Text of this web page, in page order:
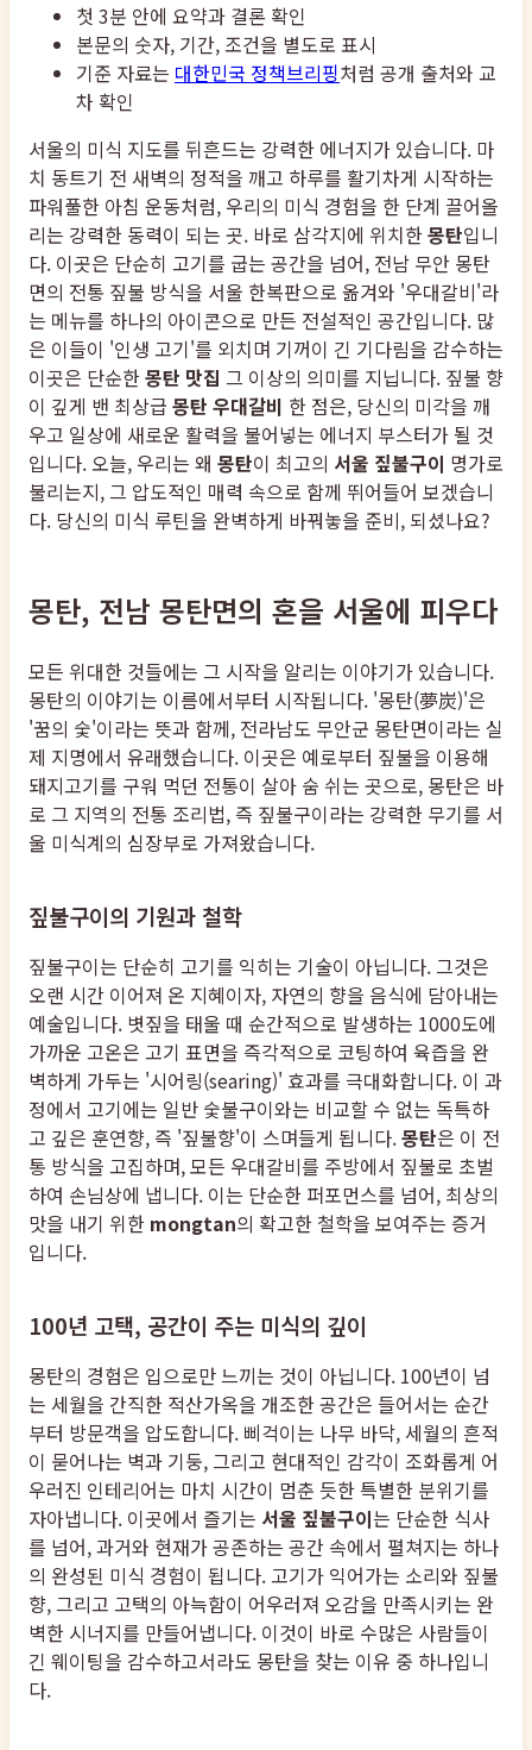
첫 3분 안에 요약과 결론 확인
본문의 숫자, 기간, 조건을 별도로 표시
기준 자료는 대한민국 정책브리핑처럼 공개 출처와 교
차 확인
서울의 미식 지도를 뒤흔드는 강력한 에너지가 있습니다. 마
치 동트기 전 새벽의 정적을 깨고 하루를 활기차게 시작하는
파워풀한 아침 운동처럼, 우리의 미식 경험을 한 단계 끌어올
리는 강력한 동력이 되는 곳. 바로 삼각지에 위치한몽탄입니
다. 이곳은 단순히 고기를 굽는 공간을 넘어, 전남 무안 몽탄
면의 전통 짚불 방식을 서울 한복판으로 옮겨와 '우대갈비'라
는 메뉴를 하나의 아이콘으로 만든 전설적인 공간입니다. 많
은 이들이 '인생 고기'를 외치며 기꺼이 긴 기다림을 감수하는
이곳은 단순한몽탄 맛집 그 이상의 의미를 지닙니다. 짚불 향
이 깊게 밴 최상급 몽탄 우대갈비 한 점은, 당신의 미각을 깨
우고 일상에 새로운 활력을 불어넣는 에너지 부스터가 될 것
입니다. 오늘, 우리는 왜 몽탄이 최고의 서울 짚불구이 명가로
불리는지, 그 압도적인 매력 속으로 함께 뛰어들어 보겠습니
다. 당신의 미식 루틴을 완벽하게 바꿔놓을 준비, 되셨나요?
몽탄, 전남 몽탄면의 혼을 서울에 피우다
모든 위대한 것들에는 그 시작을 알리는 이야기가 있습니다.
몽탄의 이야기는 이름에서부터 시작됩니다. '몽탄(夢炭)'은
'꿈의 숯'이라는 뜻과 함께, 전라남도 무안군 몽탄면이라는 실
제 지명에서 유래했습니다. 이곳은 예로부터 짚불을 이용해
돼지고기를 구워 먹던 전통이 살아 숨 쉬는 곳으로, 몽탄은 바
로 그 지역의 전통 조리법, 즉 짚불구이라는 강력한 무기를 서
울 미식계의 심장부로 가져왔습니다.
짚불구이의 기원과 철학
짚불구이는 단순히 고기를 익히는 기술이 아닙니다. 그것은
오랜 시간 이어져 온 지혜이자, 자연의 향을 음식에 담아내는
예술입니다. 볏짚을 태울 때 순간적으로 발생하는 1000도에
가까운 고온은 고기 표면을 즉각적으로 코팅하여 육즙을 완
벽하게 가두는 '시어링(searing)' 효과를 극대화합니다. 이 과
정에서 고기에는 일반 숯불구이와는 비교할 수 없는 독특하
고 깊은 훈연향, 즉 '짚불향'이 스며들게 됩니다.몽탄은 이 전
통 방식을 고집하며, 모든 우대갈비를 주방에서 짚불로 초벌
하여 손님상에 냅니다. 이는 단순한 퍼포먼스를 넘어, 최상의
맛을 내기 위한 mongtan의 확고한 철학을 보여주는 증거
입니다.
100년 고택, 공간이 주는 미식의 깊이
몽탄의 경험은 입으로만 느끼는 것이 아닙니다. 100년이 넘
는 세월을 간직한 적산가옥을 개조한 공간은 들어서는 순간
부터 방문객을 압도합니다. 삐걱이는 나무 바닥, 세월의 흔적
이 묻어나는 벽과 기둥, 그리고 현대적인 감각이 조화롭게 어
우러진 인테리어는 마치 시간이 멈춘 듯한 특별한 분위기를
자아냅니다. 이곳에서 즐기는 서울 짚불구이는 단순한 식사
를 넘어, 과거와 현재가 공존하는 공간 속에서 펼쳐지는 하나
의 완성된 미식 경험이 됩니다. 고기가 익어가는 소리와 짚불
향, 그리고 고택의 아늑함이 어우러져 오감을 만족시키는 완
벽한 시너지를 만들어냅니다. 이것이 바로 수많은 사람들이
긴 웨이팅을 감수하고서라도 몽탄을 찾는 이유 중 하나입니
다.